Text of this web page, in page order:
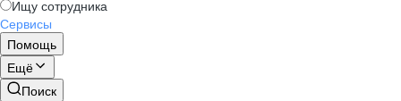
Ищу сотрудника
Сервисы
Помощь
Ещё
Поиск